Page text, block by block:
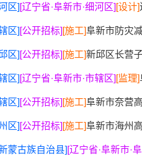
区] [辽宁省·阜新市·细河区] [设计]
区] [公开招标] [施工]阜新市防灾
区] [公开招标] [施工]新邱区长营
区] [辽宁省·阜新市·市辖区] [监理]
区] [公开招标] [施工]阜新市奈营
区] [公开招标] [施工]阜新市海州
蒙古族自治县] [辽宁省·阜新市·